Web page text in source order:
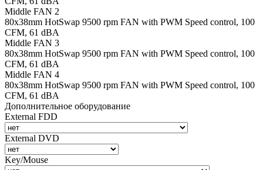
Middle FAN 2
80х38mm HotSwap 9500 rpm FAN with PWM Speed control, 100
CFM, 61 dBA
Middle FAN 3
80х38mm HotSwap 9500 rpm FAN with PWM Speed control, 100
CFM, 61 dBA
Middle FAN 4
80х38mm HotSwap 9500 rpm FAN with PWM Speed control, 100
CFM, 61 dBA
Дополнительное оборудование
External FDD
External DVD
Key/Mouse